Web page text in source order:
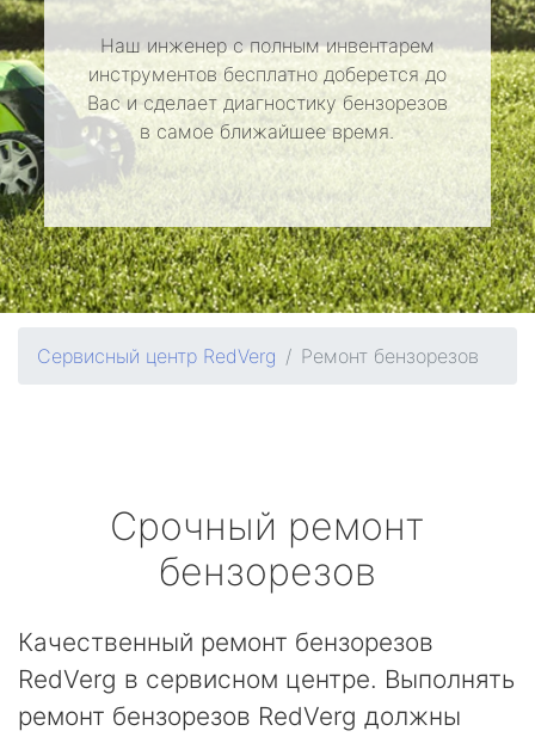
Наш инженер с полным инвентарем
инструментов бесплатно доберется до
Вас и сделает диагностику бензорезов
в самое ближайшее время.
Сервисный центр RedVerg Ремонт бензорезов
Срочный ремонт
бензорезов
Качественный ремонт бензорезов
RedVerg в сервисном центре. Выполнять
ремонт бензорезов RedVerg должны